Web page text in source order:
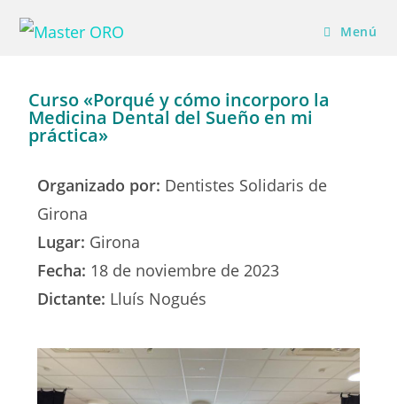
Menú
Curso «Porqué y cómo incorporo la
Medicina Dental del Sueño en mi
práctica»
Organizado por: Dentistes Solidaris de
Girona
Lugar: Girona
Fecha: 18 de noviembre de 2023
Dictante: Lluís Nogués